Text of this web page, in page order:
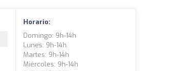
Horario:
Domingo: 9h-14h
Lunes: 9h-14h
Martes: 9h-14h
Miércoles: 9h-14h